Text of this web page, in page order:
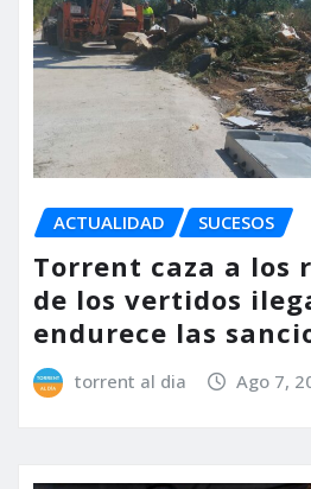
ACTUALIDAD SUCESOS
Torrent caza a los
de los vertidos
endurece las
torrent al dia Ago 7,